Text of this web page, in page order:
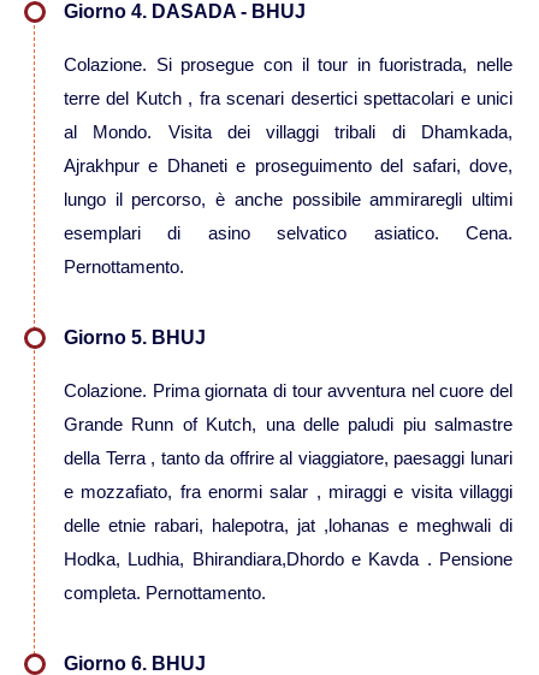
Viaggi in Tajikistan
Viaggi in Thailandia
Viaggi in Cambogia
Viaggi in Cina
Viaggi in Laos
Viaggi in Turchia
Viaggi in Uzbekistan
Giorno 4. DASADA - BHUJ
Colazione. Si prosegue con il tour in fuoristrada, nelle
terre del Kutch , fra scenari desertici spettacolari e unici
al Mondo. Visita dei villaggi tribali di Dhamkada,
Ajrakhpur e Dhaneti e proseguimento del safari, dove,
lungo il percorso, è anche possibile ammiraregli ultimi
esemplari di asino selvatico asiatico. Cena.
Pernottamento.
Giorno 5. BHUJ
Colazione. Prima giornata di tour avventura nel cuore del
Grande Runn of Kutch, una delle paludi piu salmastre
della Terra , tanto da offrire al viaggiatore, paesaggi lunari
e mozzafiato, fra enormi salar , miraggi e visita villaggi
delle etnie rabari, halepotra, jat ,lohanas e meghwali di
Hodka, Ludhia, Bhirandiara,Dhordo e Kavda . Pensione
completa. Pernottamento.
Giorno 6. BHUJ